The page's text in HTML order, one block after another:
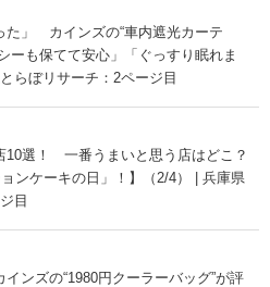
た」 カインズの“車内遮光カーテ
ーも保てて安心」「ぐっすり眠れま
らぼリサーチ：2ページ目
10選！ 一番うまいと思う店はどこ？
ンケーキの日」！】（2/4） | 兵庫県
目
ンズの“1980円クーラーバッグ”が評